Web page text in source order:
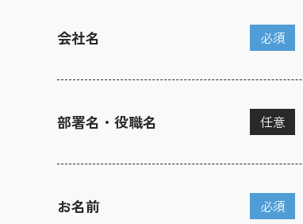
会社名 必須
部署名・役職名 任意
お名前 必須